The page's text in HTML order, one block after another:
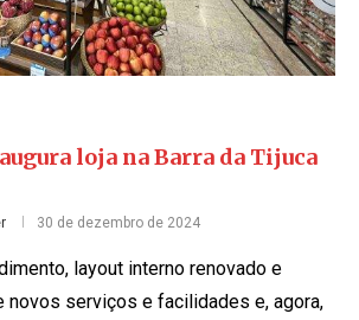
loja na Barra da Tijuca
30 de dezembro de 2024
layout interno renovado e
novos serviços e facilidades e, agora,